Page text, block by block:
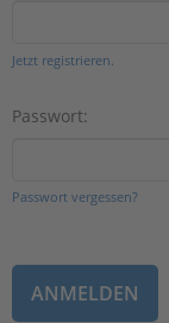
Jetzt registrieren.
Passwort:
Passwort vergessen?